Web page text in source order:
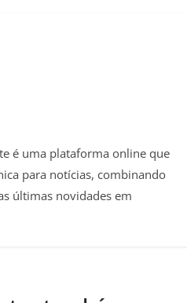
é uma plataforma online que
para notícias, combinando
últimas novidades em